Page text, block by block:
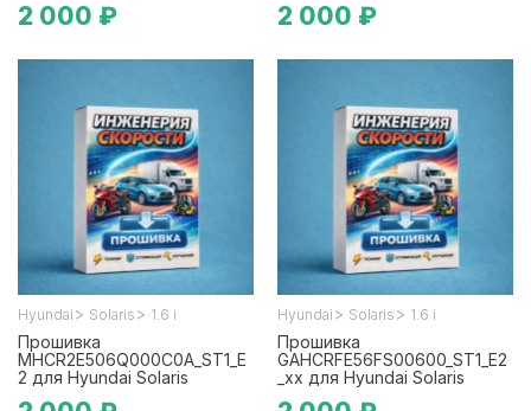
2 000 ₽ 2 000 ₽
Hyundai > Solaris > 1.6 i
Прошивка
MHCR2E506Q000C0A_ST1_E
2 для Hyundai Solaris
Hyundai > Solaris > 1.6 i
Прошивка
GAHCRFE56FS00600_ST1_E2
_xx для Hyundai Solaris